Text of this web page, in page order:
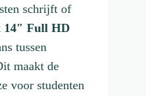
schrijft of
14″ Full HD
tussen
maakt de
voor studenten